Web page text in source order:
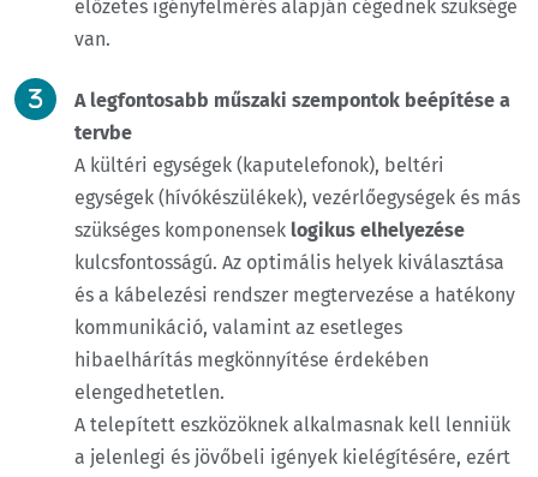
előzetes igényfelmérés alapján cégednek szüksége
van.
A legfontosabb műszaki szempontok beépítése a
tervbe
A kültéri egységek (kaputelefonok), beltéri
egységek (hívókészülékek), vezérlőegységek és más
szükséges komponensek logikus elhelyezése
kulcsfontosságú. Az optimális helyek kiválasztása
és a kábelezési rendszer megtervezése a hatékony
kommunikáció, valamint az esetleges
hibaelhárítás megkönnyítése érdekében
elengedhetetlen.
A telepített eszközöknek alkalmasnak kell lenniük
a jelenlegi és jövőbeli igények kielégítésére, ezért